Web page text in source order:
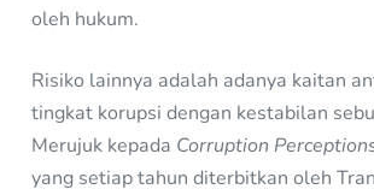
oleh hukum.
Risiko lainnya adalah adanya kaitan
tingkat korupsi dengan kestabilan
Merujuk kepada Corruption
yang setiap tahun diterbitkan oleh